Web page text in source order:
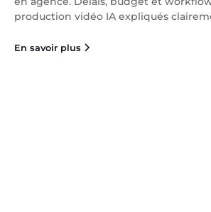
production vidéo IA expliqués
En savoir plus